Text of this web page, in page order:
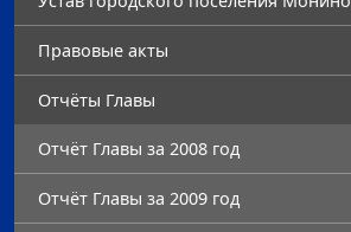
Правовые акты
Отчёты Главы
Отчёт Главы за 2008 год
Отчёт Главы за 2009 год